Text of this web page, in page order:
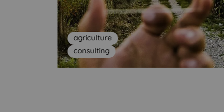
agriculture
consulting